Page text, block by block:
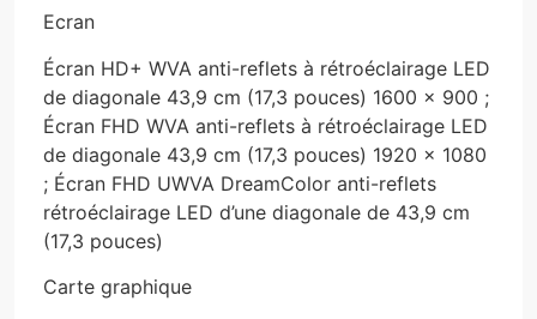
Ecran
Écran HD+ WVA anti-reflets à rétroéclairage LED
de diagonale 43,9 cm (17,3 pouces) 1600 x 900 ;
Écran FHD WVA anti-reflets à rétroéclairage LED
de diagonale 43,9 cm (17,3 pouces) 1920 x 1080
; Écran FHD UWVA DreamColor anti-reflets
rétroéclairage LED d’une diagonale de 43,9 cm
(17,3 pouces)
Carte graphique